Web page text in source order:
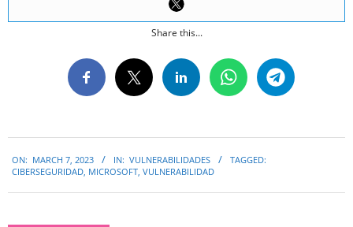
Share this...
03-
ON: MARCH 7, 2023 IN: VULNERABILIDADES
TAGGED:
CIBERSEGURIDAD MICROSOFT VULNERABILIDAD